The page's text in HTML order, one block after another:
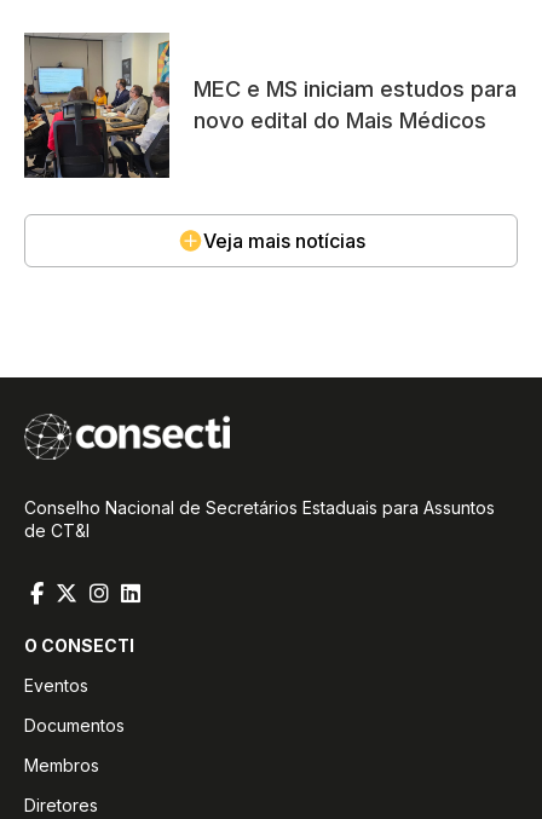
MEC e MS iniciam estudos para
novo edital do Mais Médicos
Veja mais notícias
Conselho Nacional de Secretários Estaduais para Assuntos
de CT&I
O CONSECTI
Eventos
Documentos
Membros
Diretores